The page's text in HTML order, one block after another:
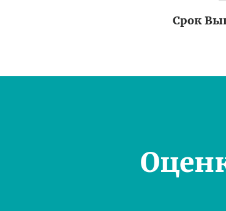
Срок